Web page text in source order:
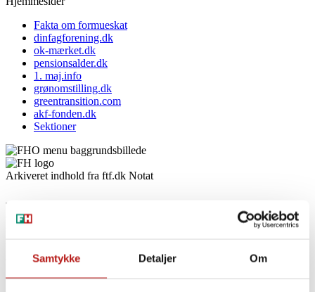
Samtykke Detaljer Om
Fakta om formueskat
dinfagforening.dk
ok-mærket.dk
pensionsalder.dk
1. maj.info
grønomstilling.dk
greentransition.com
akf-fonden.dk
Sektioner
Arkiveret indhold fra ftf.dk Notat
Konsekvenser af ny
fleksjobordningen